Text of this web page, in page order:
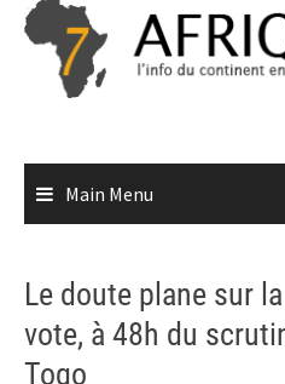
Skip
content
Main Menu
Le doute plane sur
vote, à 48h du
Togo